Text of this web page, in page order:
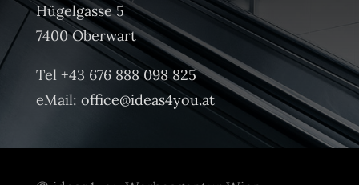
Hügelgasse 5
7400 Oberwart
Tel +43 676 888 098 825
eMail: office@ideas4you.at